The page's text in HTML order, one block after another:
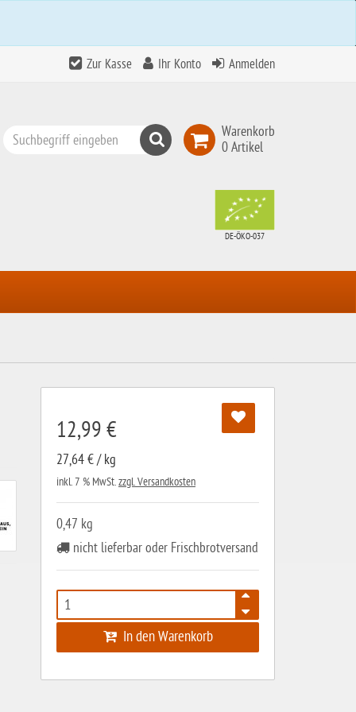
Zur Kasse Ihr Konto Anmelden
Warenkorb
0 Artikel
Suchen
DE-ÖKO-037
12,99 €
27,64 € / kg
inkl. 7 % MwSt.zzgl. Versandkosten
0,47 kg
nicht lieferbar oder Frischbrotversand
In den Warenkorb